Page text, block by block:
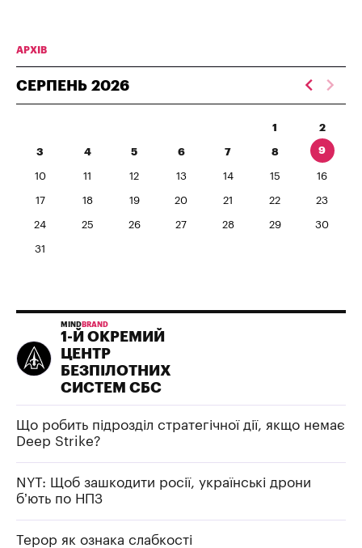
АРХІВ
СЕРПЕНЬ 2026
1 2
3 4 5 6 7 8 9
10 11 12 13 14 15 16
17 18 19 20 21 22 23
24 25 26 27 28 29 30
31
MIND BRAND
1-Й ОКРЕМИЙ
ЦЕНТР
БЕЗПІЛОТНИХ
СИСТЕМ СБС
Що робить підрозділ стратегічної дії, якщо немає
Deep Strike?
NYT: Щоб зашкодити росії, українські дрони
б’ють по НПЗ
Терор як ознака слабкості